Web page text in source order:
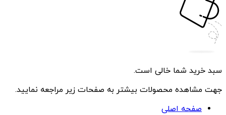
سبد خرید شما خالی است.
جهت مشاهده محصولات بیشتر به صفحات زیر مراجعه نمایید.
صفحه اصلی